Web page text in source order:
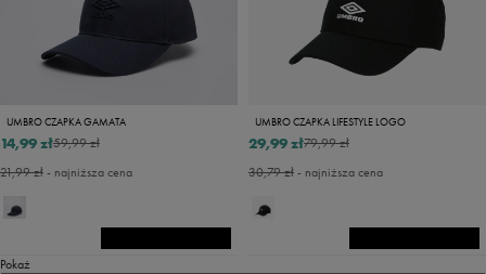
UMBRO CZAPKA GAMATA
59,99 zł
14,99 zł
21,99 zł- najniższa cena
UMBRO CZAPKA LIFESTYLE LOGO
79,99 zł
29,99 zł
30,79 zł- najniższa cena
Pokaż